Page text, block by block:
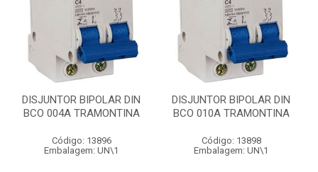
DISJUNTOR BIPOLAR DIN
BCO 004A TRAMONTINA
Código: 13896
Embalagem: UN\1
DISJUNTOR BIPOLAR DIN
BCO 010A TRAMONTINA
Código: 13898
Embalagem: UN\1